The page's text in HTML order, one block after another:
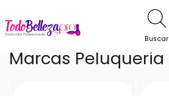
Buscar
Marcas Peluqueria